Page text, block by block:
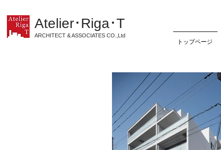
Atelier･Riga･T
ARCHITECT & ASSOCIATES CO.,Ltd
トップページ